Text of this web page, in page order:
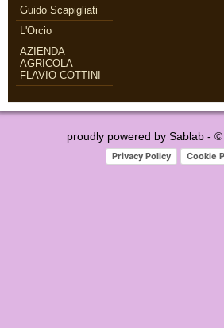
Guido Scapigliati
L'Orcio
AZIENDA
AGRICOLA
FLAVIO COTTINI
proudly powered by Sablab - ©
Privacy Policy Cookie